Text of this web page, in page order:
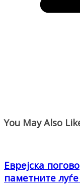
You May Also
Еврејска
паметните